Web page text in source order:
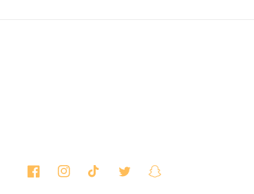
FacebookInstagramTikTokTwitterSnapchat